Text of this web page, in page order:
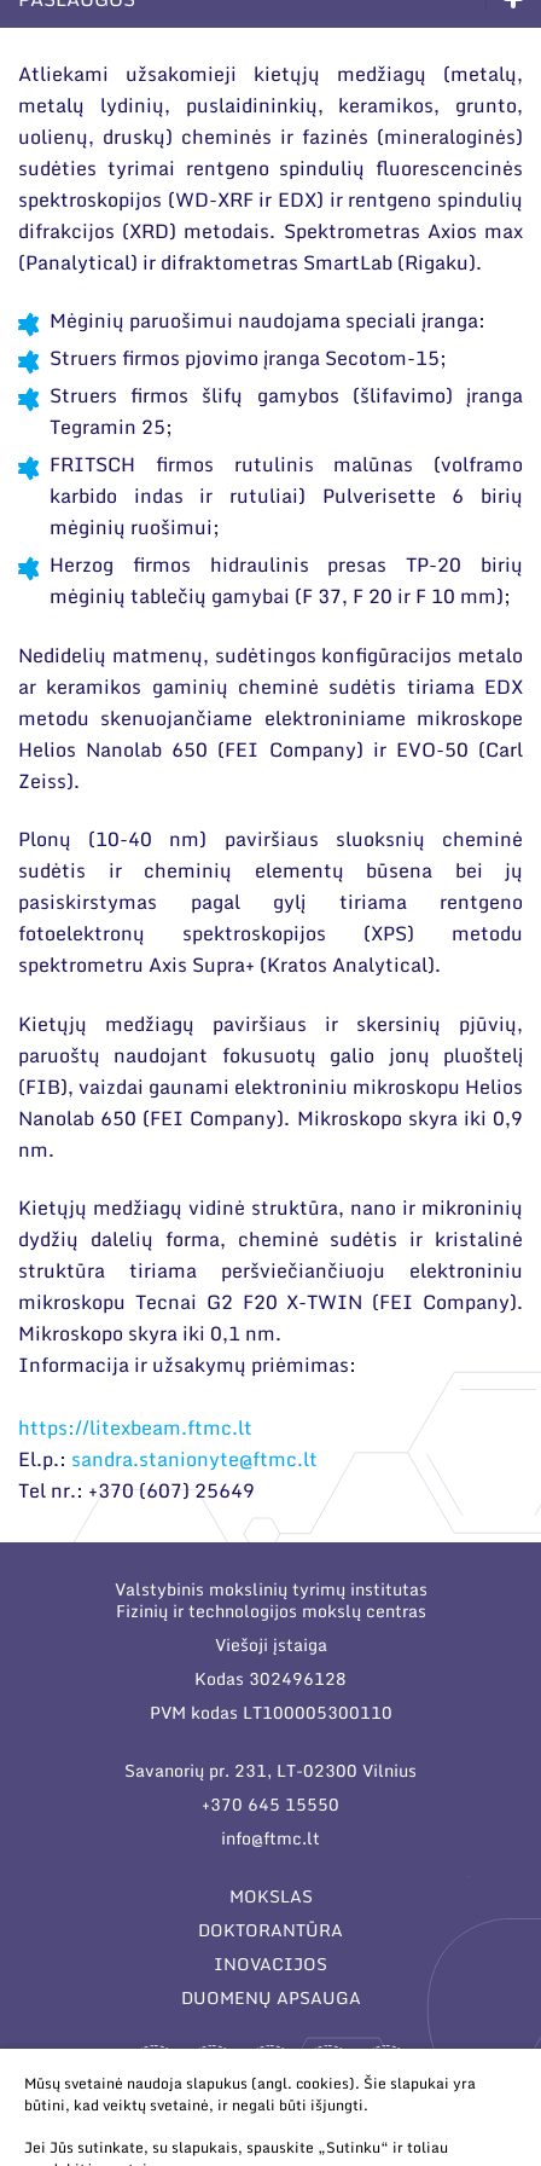
organizacijose bei asociacijose
Sprendimai verslui
Akredituotos paslaugos
Technologijų perdavimas
ES parama
Susisiekite su mumis
Atliekami užsakomieji kietųjų medžiagų (metalų,
metalų lydinių, puslaidininkių, keramikos, grunto,
uolienų, druskų) cheminės ir fazinės (mineraloginės)
sudėties tyrimai rentgeno spindulių fluorescencinės
spektroskopijos (WD-XRF ir EDX) ir rentgeno spindulių
difrakcijos (XRD) metodais. Spektrometras Axios max
(Panalytical) ir difraktometras SmartLab (Rigaku).
Mėginių paruošimui naudojama speciali įranga:
Struers firmos pjovimo įranga Secotom-15;
Struers firmos šlifų gamybos (šlifavimo) įranga
Tegramin 25;
FRITSCH firmos rutulinis malūnas (volframo
karbido indas ir rutuliai) Pulverisette 6 birių
mėginių ruošimui;
Herzog firmos hidraulinis presas TP-20 birių
mėginių tablečių gamybai (F 37, F 20 ir F 10 mm);
Nedidelių matmenų, sudėtingos konfigūracijos metalo
ar keramikos gaminių cheminė sudėtis tiriama EDX
metodu skenuojančiame elektroniniame mikroskope
Helios Nanolab 650 (FEI Company) ir EVO-50 (Carl
Zeiss).
Plonų (10-40 nm) paviršiaus sluoksnių cheminė
sudėtis ir cheminių elementų būsena bei jų
pasiskirstymas pagal gylį tiriama rentgeno
fotoelektronų spektroskopijos (XPS) metodu
spektrometru Axis Supra+ (Kratos Analytical).
Kietųjų medžiagų paviršiaus ir skersinių pjūvių,
paruoštų naudojant fokusuotų galio jonų pluoštelį
(FIB), vaizdai gaunami elektroniniu mikroskopu Helios
Nanolab 650 (FEI Company). Mikroskopo skyra iki 0,9
nm.
Kietųjų medžiagų vidinė struktūra, nano ir mikroninių
dydžių dalelių forma, cheminė sudėtis ir kristalinė
struktūra tiriama peršviečiančiuoju elektroniniu
mikroskopu Tecnai G2 F20 X-TWIN (FEI Company).
Mikroskopo skyra iki 0,1 nm.
Informacija ir užsakymų priėmimas:
https://litexbeam.ftmc.lt
El.p.: sandra.stanionyte@ftmc.lt
Tel nr.: +370 (607) 25649
Valstybinis mokslinių tyrimų institutas
Fizinių ir technologijos mokslų centras
Viešoji įstaiga
Kodas 302496128
PVM kodas LT100005300110
Savanorių pr. 231, LT-02300 Vilnius
+370 645 15550
info@ftmc.lt
MOKSLAS
DOKTORANTŪRA
INOVACIJOS
DUOMENŲ APSAUGA
Mūsų svetainė naudoja slapukus (angl. cookies). Šie slapukai yra
būtini, kad veiktų svetainė, ir negali būti išjungti.
Jei Jūs sutinkate, su slapukais, spauskite „Sutinku“ ir toliau